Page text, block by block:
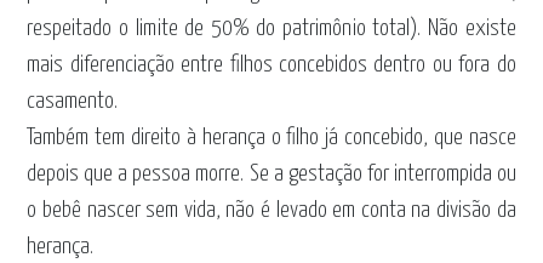
respeitado o limite de 50% do patrimônio total). Não existe
mais diferenciação entre filhos concebidos dentro ou fora do
casamento.
Também tem direito à herança o filho já concebido, que nasce
depois que a pessoa morre. Se a gestação for interrompida ou
o bebê nascer sem vida, não é levado em conta na divisão da
herança.